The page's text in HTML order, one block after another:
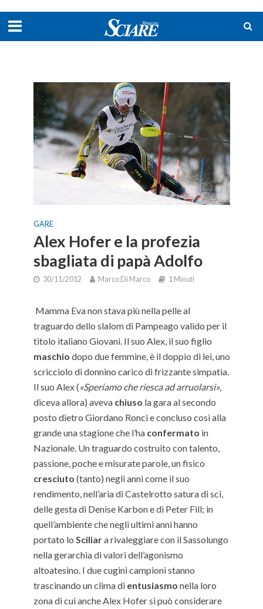
GARE
Alex Hofer e la profezia
sbagliata di papà Adolfo
30/11/2012 Marco Di Marco 1 Minuti
Mamma Evanon stava più nella pelle al
traguardo dello slalom di Pampeago valido per il
titolo italiano Giovani. Il suo Alex, il suo figlio
maschio dopo due femmine, è il doppio di lei, uno
scricciolo di donnino carico di frizzante simpatia.
Il suo Alex («Speriamo che riesca ad arruolarsi»,
diceva allora) aveva chiuso la gara al secondo
posto dietro Giordano Ronci e concluso così alla
grande una stagione che l’ha confermato in
Nazionale. Un traguardo costruito con talento,
passione, poche e misurate parole, un fisico
cresciuto (tanto) negli anni come il suo
rendimento, nell’aria di Castelrotto satura di sci,
delle gesta di Denise Karbon e di Peter Fill; in
quell’ambiente che negli ultimi anni hanno
portato lo Sciliara rivaleggiare con il Sassolungo
nella gerarchia di valori dell’agonismo
altoatesino. I due cugini campioni stanno
trascinando un clima di entusiasmo nella loro
zona di cui anche Alex Hofer si può considerare